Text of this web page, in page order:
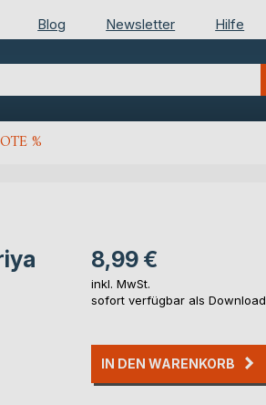
Blog Newsletter Hilfe
%
8,99 €
inkl. MwSt.
sofort verfügbar als Download
IN DEN WARENKORB